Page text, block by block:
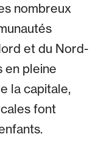
nombreux
et du Nord-
en pleine
la capitale,
font